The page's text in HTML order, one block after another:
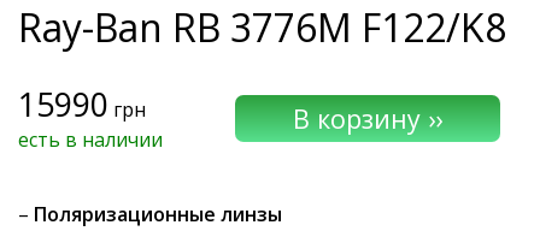
Ray-Ban RB 3776M F122/K8
15990 грн
есть в наличии
– Поляризационные линзы